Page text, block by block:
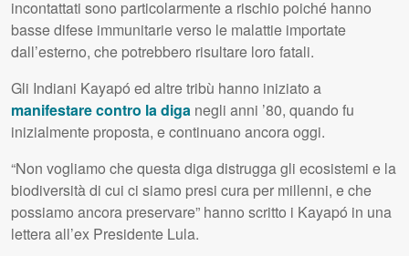
incontattati sono particolarmente a rischio poiché hanno
basse difese immunitarie verso le malattie importate
dall’esterno, che potrebbero risultare loro fatali.
Gli Indiani Kayapó ed altre tribù hanno iniziato a
manifestare contro la diga negli anni ’80, quando fu
inizialmente proposta, e continuano ancora oggi.
“Non vogliamo che questa diga distrugga gli ecosistemi e la
biodiversità di cui ci siamo presi cura per millenni, e che
possiamo ancora preservare” hanno scritto i Kayapó in una
lettera all’ex Presidente Lula.